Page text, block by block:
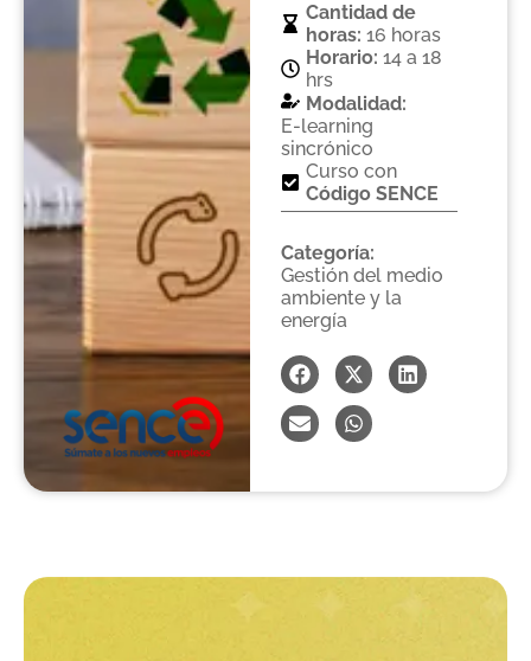
Cantidad de
horas: 16 horas
Horario: 14 a 18
hrs
Modalidad:
E-learning
sincrónico
Curso con
Código SENCE
Categoría:
Gestión del medio
ambiente y la
energía